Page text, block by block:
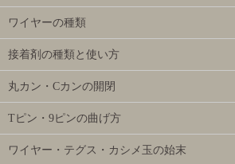
ワイヤーの種類
接着剤の種類と使い方
丸カン・Cカンの開閉
Tピン・9ピンの曲げ方
ワイヤー・テグス・カシメ玉の始末